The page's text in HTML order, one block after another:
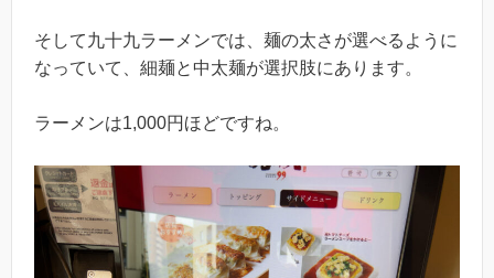
そして九十九ラーメンでは、麺の太さが選べるように
なっていて、細麺と中太麺が選択肢にあります。
ラーメンは1,000円ほどですね。